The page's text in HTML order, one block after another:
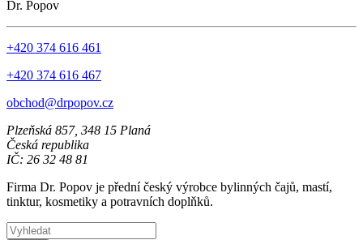
Dr. Popov
+420 374 616 461
+420 374 616 467
obchod@drpopov.cz
Plzeňská 857, 348 15 Planá
Česká republika
IČ: 26 32 48 81
Firma Dr. Popov je přední český výrobce bylinných čajů, mastí,
tinktur, kosmetiky a potravních doplňků.